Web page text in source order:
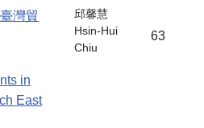
灣貿
in
East
邱馨慧
Hsin-Hui
Chiu
63